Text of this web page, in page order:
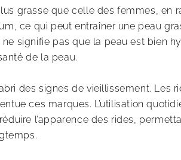
grasse que celle des femmes, en
ce qui peut entraîner une peau
signifie pas que la peau est bien
de la peau.
des signes de vieillissement. Les
ces marques. L’utilisation
l’apparence des rides,